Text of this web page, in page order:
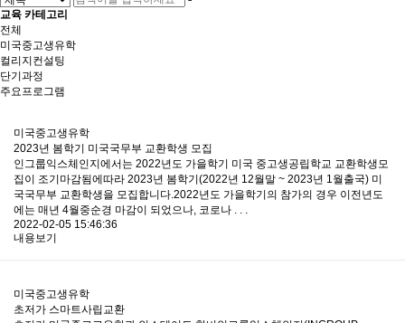
교육 카테고리
전체
미국중고생유학
컬리지컨설팅
단기과정
주요프로그램
미국중고생유학
2023년 봄학기 미국국무부 교환학생 모집
인그룹익스체인지에서는 2022년도 가을학기 미국 중고생공립학교 교환학생모
집이 조기마감됨에따라 2023년 봄학기(2022년 12월말 ~ 2023년 1월출국) 미
국국무부 교환학생을 모집합니다.2022년도 가을학기의 참가의 경우 이전년도
에는 매년 4월중순경 마감이 되었으나, 코로나 . . .
2022-02-05 15:46:36
내용보기
미국중고생유학
초저가 스마트사립교환